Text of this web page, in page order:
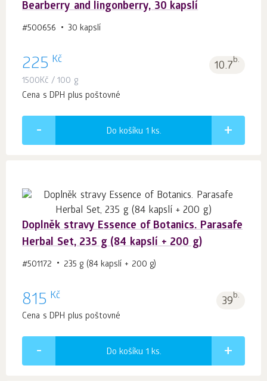
Bearberry and lingonberry, 30 kapslí
#500656 30 kapslí
225 Kč 10.7b.
1500Kč / 100 g
Cena s DPH plus poštovné
Do košíku 1 ks.
Doplněk stravy Essence of Botanics. Parasafe
Herbal Set, 235 g (84 kapslí + 200 g)
#501172 235 g (84 kapslí + 200 g)
815 Kč 39b.
Cena s DPH plus poštovné
Do košíku 1 ks.